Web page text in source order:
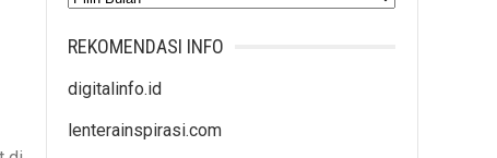
REKOMENDASI INFO
digitalinfo.id
lenterainspirasi.com